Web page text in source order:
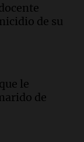
en
de su
le
de